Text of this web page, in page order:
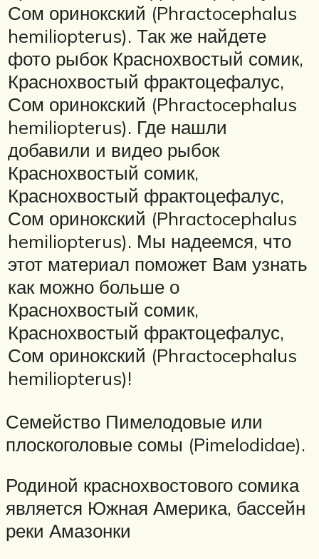
Сом оринокский (Phractocephalus
hemiliopterus). Так же найдете
фото рыбок Краснохвостый сомик,
Краснохвостый фрактоцефалус,
Сом оринокский (Phractocephalus
hemiliopterus). Где нашли
добавили и видео рыбок
Краснохвостый сомик,
Краснохвостый фрактоцефалус,
Сом оринокский (Phractocephalus
hemiliopterus). Мы надеемся, что
этот материал поможет Вам узнать
как можно больше о
Краснохвостый сомик,
Краснохвостый фрактоцефалус,
Сом оринокский (Phractocephalus
hemiliopterus)!
Семейство Пимелодовые или
плоскоголовые сомы (Pimelodidae).
Родиной краснохвостового сомика
является Южная Америка, бассейн
реки Амазонки